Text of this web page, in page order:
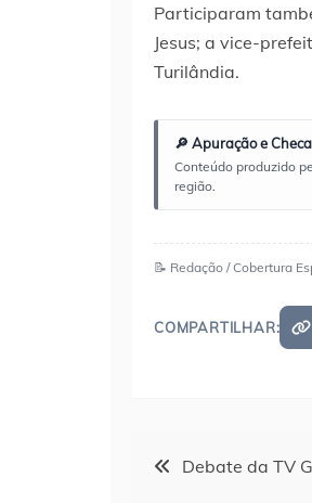
Participaram
Jesus; a vice-
Turilândia.
🔎 Apuração e
Conteúdo produzido
região.
📝 Redação / Cobertura
COMPARTILHAR:
Navegação
Debate da TV